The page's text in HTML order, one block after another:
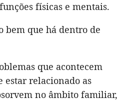
físicas e mentais.
bem que há dentro de
que acontecem
estar relacionado as
no âmbito familiar,